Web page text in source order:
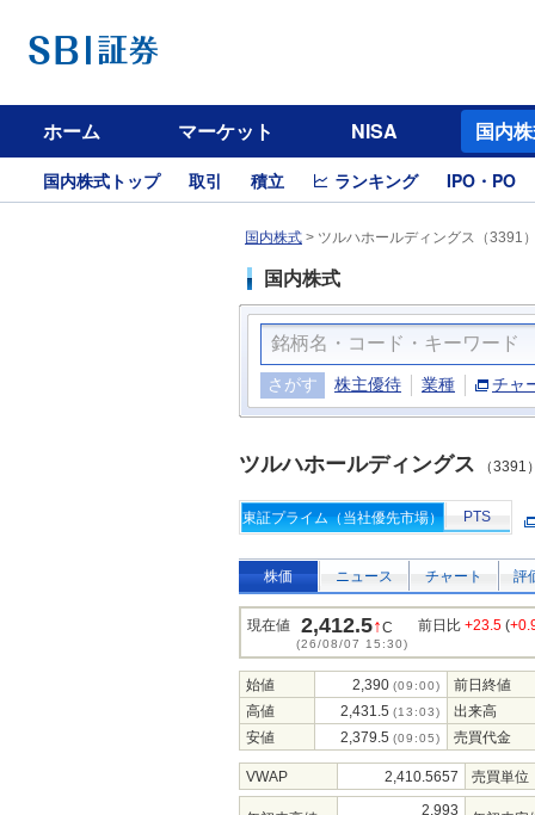
ホーム マーケット NISA 国内
国内株式トップ 取引 積立 ランキング IPO・PO
国内株式 > ツルハホールディングス（3391
国内株式
さがす 株主優待 業種 チャ
ツルハホールディングス （3391
東証プライム（当社優先市場） PTS
株価 ニュース チャート 評
現在値 2,412.5↑C
(26/08/07 15:30)
前日比 +23.5 (
始値 2,390 (09:00)
前日終値
高値
2,431.5 (13:03)
出来高
安値
2,379.5 (09:05) 売買代金
VWAP 2,410.5657 売買単位
2,993